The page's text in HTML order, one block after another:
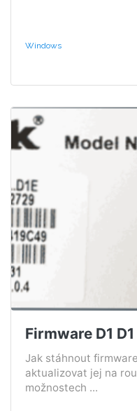
Windows
Firmware D1
Jak stáhnout
aktualizovat jej na
možnostech ...